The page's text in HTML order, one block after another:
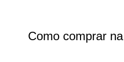
Como comprar na